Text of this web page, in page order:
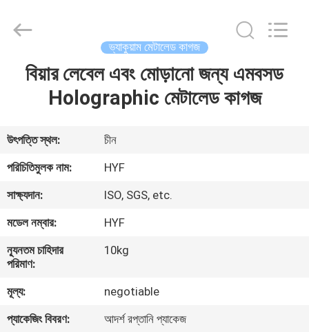
বাড়ি
ভিডিও
আমাদের
সম্পর্কে
ভ্রমণ
Reserved.
ভ্যাকুয়াম মেটালেড কাগজ
বিয়ার লেবেল এবং মোড়ানো জন্য এমবসড
Holographic মেটালেড কাগজ
উৎপত্তি স্থল:
চীন
পরিচিতিমুলক নাম:
HYF
সাক্ষ্যদান:
ISO, SGS, etc.
মডেল নম্বার:
HYF
ন্যূনতম চাহিদার
পরিমাণ:
10kg
মূল্য:
negotiable
প্যাকেজিং বিবরণ:
আদর্শ রপ্তানি প্যাকেজ